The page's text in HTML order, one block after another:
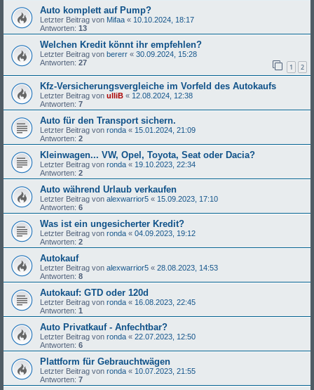
Auto komplett auf Pump?
Letzter Beitrag von Mifaa « 10.10.2024, 18:17
Antworten: 13
Welchen Kredit könnt ihr empfehlen?
Letzter Beitrag von bererr « 30.09.2024, 15:28
Antworten: 27 1 2
Kfz-Versicherungsvergleiche im Vorfeld des Autokaufs
Letzter Beitrag von ulliB « 12.08.2024, 12:38
Antworten: 7
Auto für den Transport sichern.
Letzter Beitrag von ronda « 15.01.2024, 21:09
Antworten: 2
Kleinwagen... VW, Opel, Toyota, Seat oder Dacia?
Letzter Beitrag von ronda « 19.10.2023, 22:34
Antworten: 2
Auto während Urlaub verkaufen
Letzter Beitrag von alexwarrior5 « 15.09.2023, 17:10
Antworten: 6
Was ist ein ungesicherter Kredit?
Letzter Beitrag von ronda « 04.09.2023, 19:12
Antworten: 2
Autokauf
Letzter Beitrag von alexwarrior5 « 28.08.2023, 14:53
Antworten: 8
Autokauf: GTD oder 120d
Letzter Beitrag von ronda « 16.08.2023, 22:45
Antworten: 1
Auto Privatkauf - Anfechtbar?
Letzter Beitrag von ronda « 22.07.2023, 12:50
Antworten: 6
Plattform für Gebrauchtwägen
Letzter Beitrag von ronda « 10.07.2023, 21:55
Antworten: 7